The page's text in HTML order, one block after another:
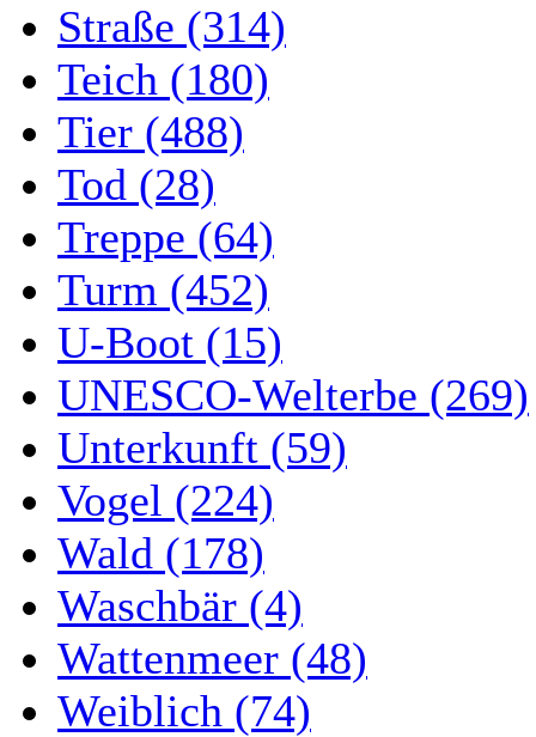
Straße (314)
Teich (180)
Tier (488)
Tod (28)
Treppe (64)
Turm (452)
U-Boot (15)
UNESCO-Welterbe (269)
Unterkunft (59)
Vogel (224)
Wald (178)
Waschbär (4)
Wattenmeer (48)
Weiblich (74)